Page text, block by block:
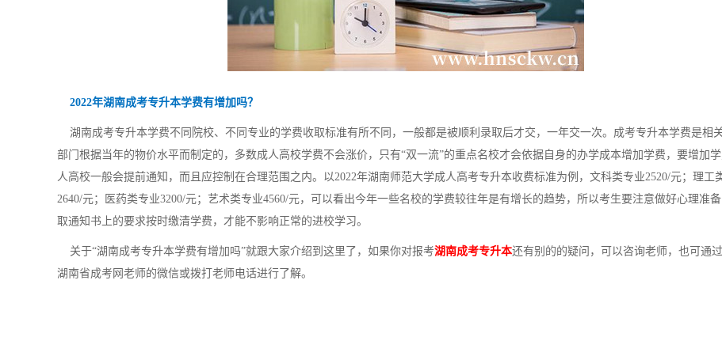
2022年湖南成考专升本学费有增加吗？
湖南成考专升本学费不同院校、不同专业的学费收取标准有所不同，一般都是被顺利录取后才交，一年交一次。成考专升本学费是相
部门根据当年的物价水平而制定的，多数成人高校学费不会涨价，只有“双一流”的重点名校才会依据自身的办学成本增加学费，要增加
人高校一般会提前通知，而且应控制在合理范围之内。以2022年湖南师范大学成人高考专升本收费标准为例，文科类专业2520/元；理工
2640/元；医药类专业3200/元；艺术类专业4560/元，可以看出今年一些名校的学费较往年是有增长的趋势，所以考生要注意做好心理准
取通知书上的要求按时缴清学费，才能不影响正常的进校学习。
关于“湖南成考专升本学费有增加吗”就跟大家介绍到这里了，如果你对报考湖南成考专升本还有别的的疑问，可以咨询老师，也可通
湖南省成考网老师的微信或拨打老师电话进行了解。